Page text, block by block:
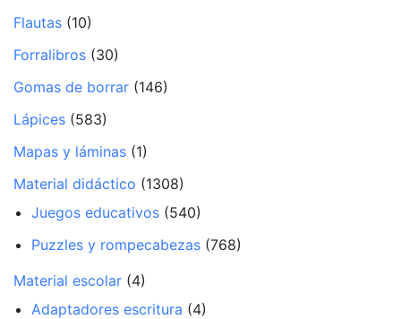
Flautas (10)
Forralibros (30)
Gomas de borrar (146)
Lápices (583)
Mapas y láminas (1)
Material didáctico (1308)
Juegos educativos (540)
Puzzles y rompecabezas (768)
Material escolar (4)
Adaptadores escritura (4)